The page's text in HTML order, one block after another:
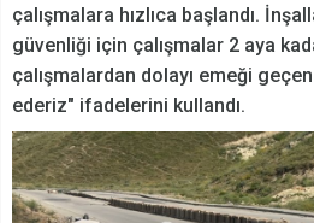
çalışmalara hızlıca başlandı.
güvenliği için çalışmalar 2 aya
çalışmalardan dolayı emeği
ederiz" ifadelerini kullandı.